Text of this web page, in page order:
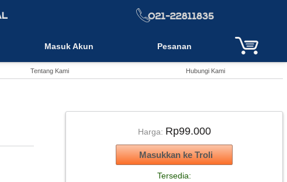
Masuk Akun Pesanan
Tentang Kami Hubungi Kami
Harga: Rp99.000
Tersedia: